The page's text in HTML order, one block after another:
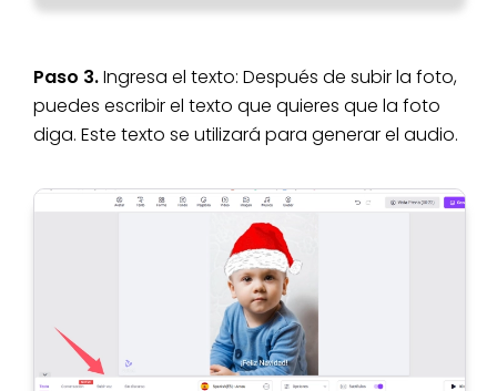
Paso 3.Ingresa el texto: Después de subir la foto,
puedes escribir el texto que quieres que la foto
diga. Este texto se utilizará para generar el audio.